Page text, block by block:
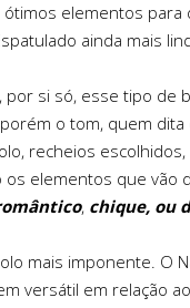
elementos para
ainda mais
por si só, esse tipo de
o tom, quem
recheios escolhidos,
os elementos que vão
, chique, ou
mais imponente. O
versátil em relação